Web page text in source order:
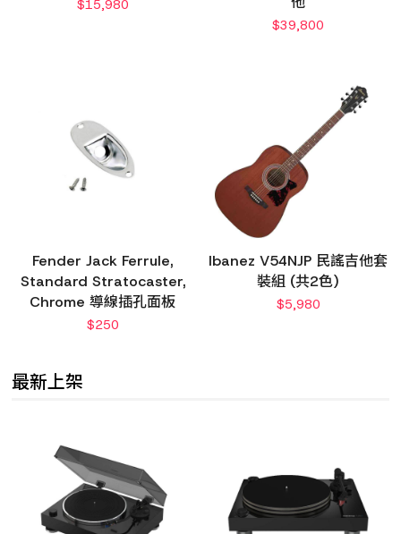
$15,980
$39,800
Fender Jack Ferrule,
Standard Stratocaster,
Chrome 導線插孔面板
$250
Ibanez V54NJP 民謠吉他套
裝組 (共2色)
$5,980
最新上架